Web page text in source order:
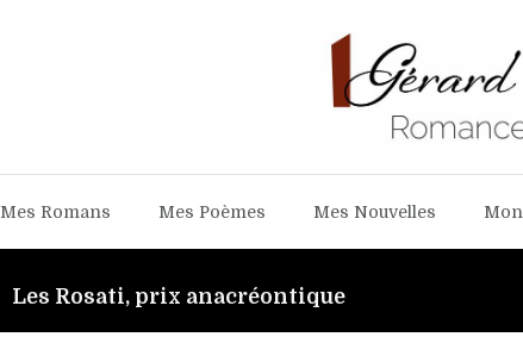
Mes Romans Mes Poèmes Mes Nouvelles
Les Rosati, prix anacréontique